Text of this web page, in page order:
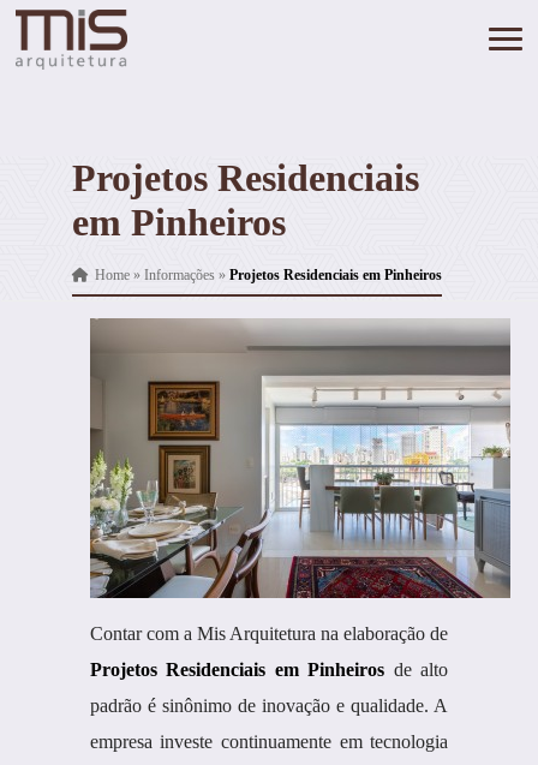
Projetos Residenciais
em Pinheiros
Home» Informações » Projetos Residenciais em Pinheiros
Contar com a Mis Arquitetura na elaboração de
Projetos Residenciais em Pinheiros de alto
padrão é sinônimo de inovação e qualidade. A
empresa investe continuamente em tecnologia